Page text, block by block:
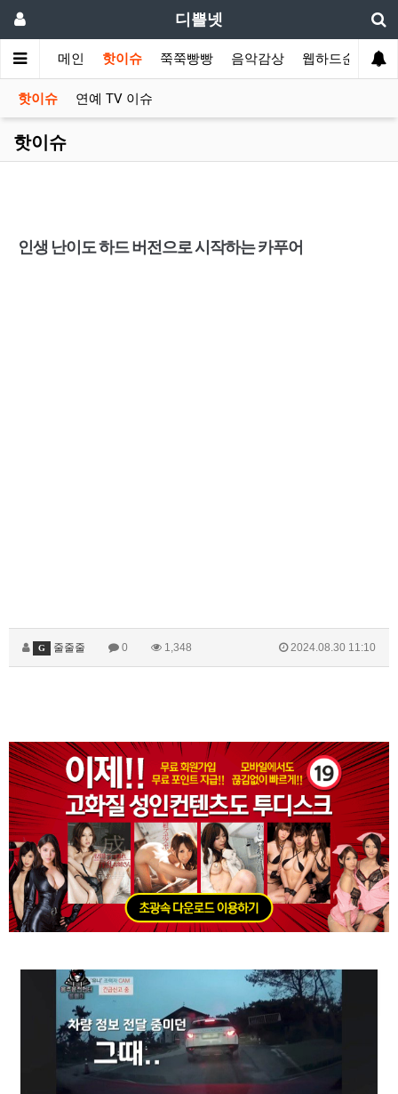
디쁠넷
메인 핫이슈 쭉쭉빵빵 음악감상 웹하드순위
핫이슈 연예 TV 이슈
핫이슈
인생 난이도 하드 버전으로 시작하는 카푸어
G 줄줄줄 0 1,348 2024.08.30 11:10